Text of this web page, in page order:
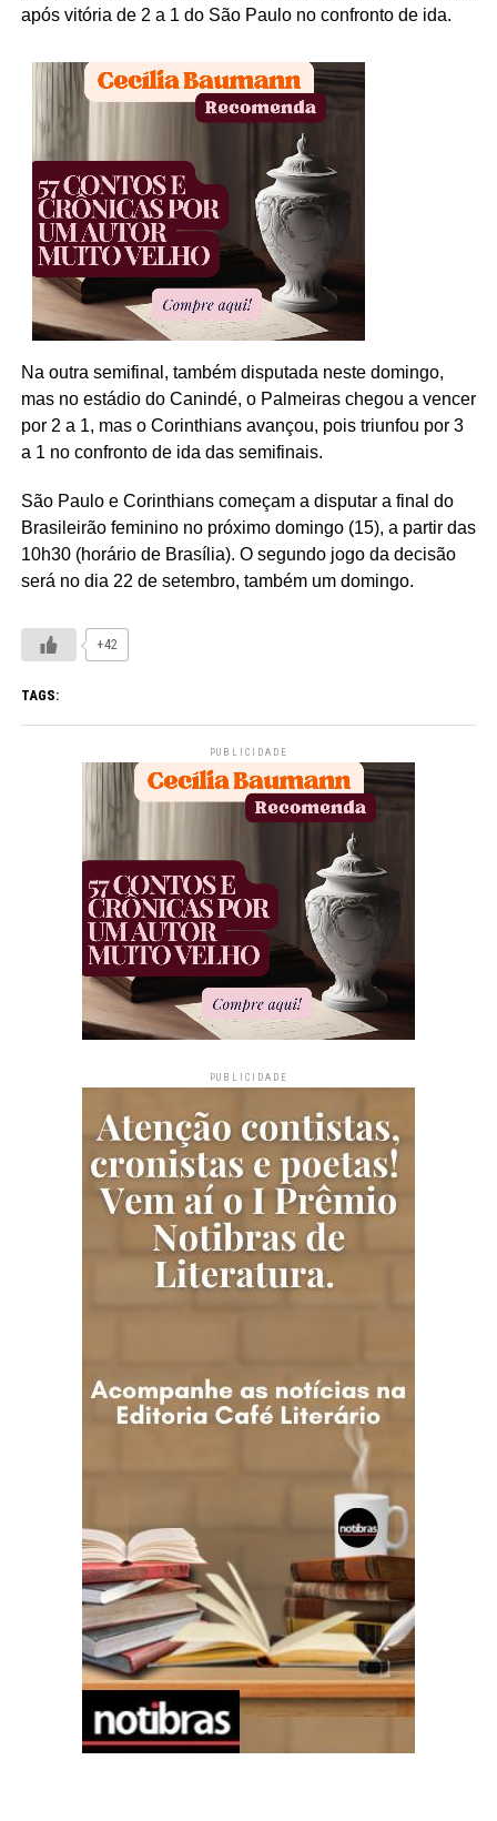
após vitória de 2 a 1 do São Paulo no confronto de ida.
Na outra semifinal, também disputada neste domingo,
mas no estádio do Canindé, o Palmeiras chegou a vencer
por 2 a 1, mas o Corinthians avançou, pois triunfou por 3
a 1 no confronto de ida das semifinais.
São Paulo e Corinthians começam a disputar a final do
Brasileirão feminino no próximo domingo (15), a partir das
10h30 (horário de Brasília). O segundo jogo da decisão
será no dia 22 de setembro, também um domingo.
+42
TAGS:
PUBLICIDADE
PUBLICIDADE